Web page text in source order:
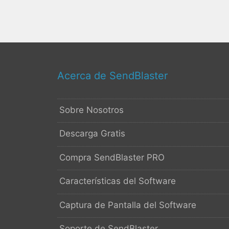
Acerca de SendBlaster
Sobre Nosotros
Descarga Gratis
Compra SendBlaster PRO
Características del Software
Captura de Pantalla del Software